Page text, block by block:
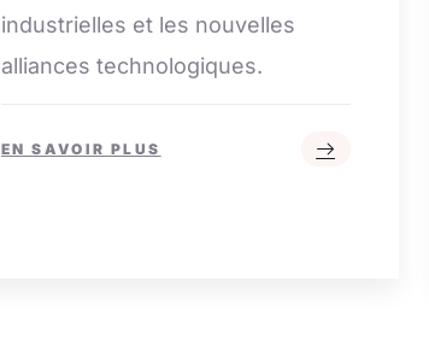
industrielles et les nouvelles
alliances technologiques.
EN SAVOIR PLUS